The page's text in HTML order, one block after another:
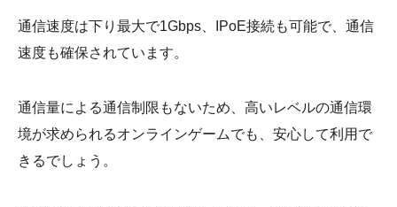
通信速度は下り最大で1Gbps、IPoE接続も可能で、通信
速度も確保されています。
通信量による通信制限もないため、高いレベルの通信環
境が求められるオンラインゲームでも、安心して利用で
きるでしょう。